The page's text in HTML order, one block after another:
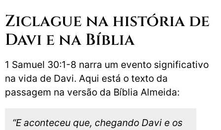
Ziclague na história de
Davi e na Bíblia
1 Samuel 30:1-8 narra um evento significativo
na vida de Davi. Aqui está o texto da
passagem na versão da Bíblia Almeida:
“E aconteceu que, chegando Davi e os